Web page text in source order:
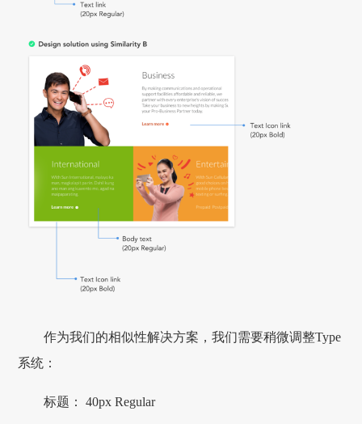
作为我们的相似性解决方案，我们需要稍微调整Type
系统：
标题： 40px Regular